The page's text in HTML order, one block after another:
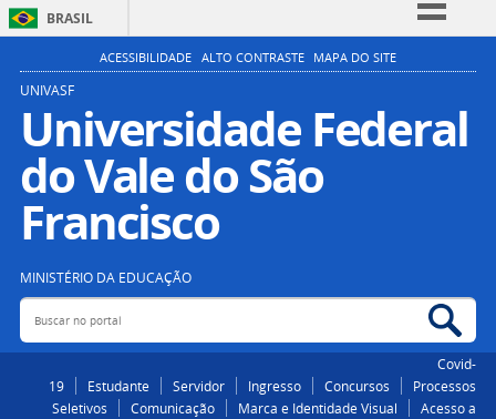
BRASIL
Simplifique!
Participe
Acesso à informação
Legislação
ACESSIBILIDADE ALTO CONTRASTE MAPA DO SITE
UNIVASF
Universidade Federal
do Vale do São
Francisco
MINISTÉRIO DA EDUCAÇÃO
Buscar no portal
Covid-
19
Estudante Servidor Ingresso Concursos
Processos
Seletivos
Comunicação Marca e Identidade Visual
Acesso a